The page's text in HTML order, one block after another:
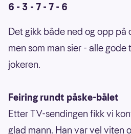
6 - 3 - 7 - 7 - 6
Det gikk både ned og opp på
men som man sier - alle gode
jokeren.
Feiring rundt påske-bålet
Etter TV-sendingen fikk vi
glad mann. Han var vel viten